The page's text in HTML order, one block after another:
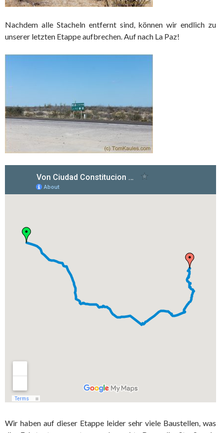
Nachdem alle Stacheln entfernt sind, können wir endlich zu
unserer letzten Etappe aufbrechen. Auf nach La Paz!
Wir haben auf dieser Etappe leider sehr viele Baustellen, was